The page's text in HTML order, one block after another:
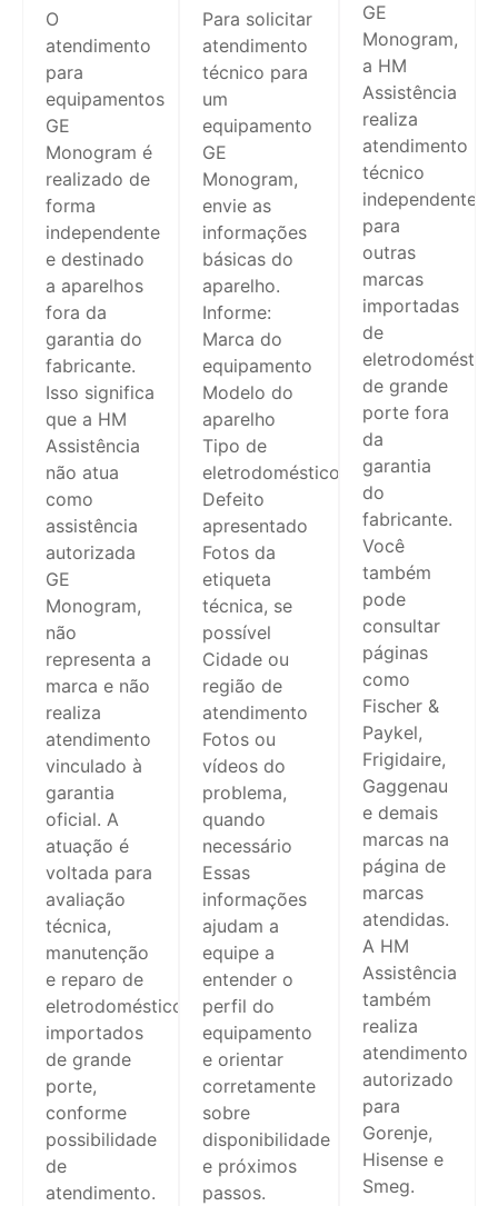
O
atendimento
para
equipamentos
GE
Monogram é
realizado de
forma
independente
e destinado
a aparelhos
fora da
garantia do
fabricante.
Isso significa
que a HM
Assistência
não atua
como
assistência
autorizada
GE
Monogram,
não
representa a
marca e não
realiza
atendimento
vinculado à
garantia
oficial. A
atuação é
voltada para
avaliação
técnica,
manutenção
e reparo de
eletrodomésticos
importados
de grande
porte,
conforme
possibilidade
de
atendimento.
Para solicitar
atendimento
técnico para
um
equipamento
GE
Monogram,
envie as
informações
básicas do
aparelho.
Informe:
Marca do
equipamento
Modelo do
aparelho
Tipo de
eletrodoméstico
Defeito
apresentado
Fotos da
etiqueta
técnica, se
possível
Cidade ou
região de
atendimento
Fotos ou
vídeos do
problema,
quando
necessário
Essas
informações
ajudam a
equipe a
entender o
perfil do
equipamento
e orientar
corretamente
sobre
disponibilidade
e próximos
passos.
GE
Monogram,
a HM
Assistência
realiza
atendimento
técnico
independente
para
outras
marcas
importadas
de
de grande
porte fora
da
garantia
do
fabricante.
Você
também
pode
consultar
páginas
como
Fischer &
Paykel,
Frigidaire,
Gaggenau
e demais
marcas na
página de
marcas
atendidas.
A HM
Assistência
também
realiza
atendimento
autorizado
para
Gorenje,
Hisense e
Smeg.